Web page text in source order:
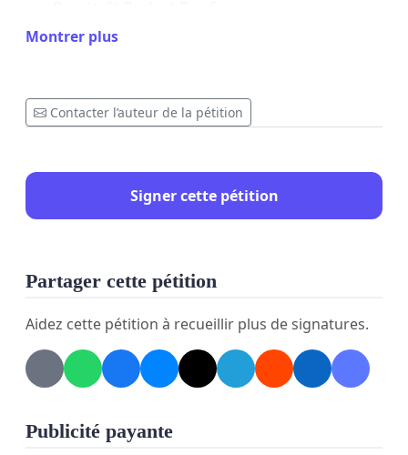
voir le jour ou bon leur semble dans cette zone.
a déja sérieusement ébranlé le centre-ville.
sécurité et les commercants craignent des pertes
Voici les motifs de la présente pétition:
1) Le bruit est intense
Montrer plus
Contacter l’auteur de la pétition
Signer cette pétition
Partager cette pétition
Aidez cette pétition à recueillir plus de signatures.
Publicité payante